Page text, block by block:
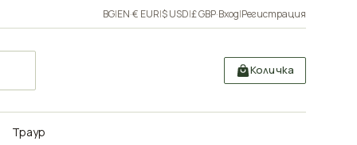
BG|EN·€ EUR|$ USD|£ GBP·Вход|Регистрация
Количка
Траур